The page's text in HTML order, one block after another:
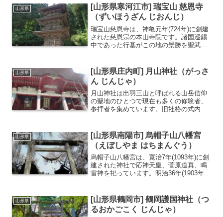
いては一切口外しない「問わず語らず」
が慣わしとされており、現...
山形県
[山形県寒河江市] 瑞宝山 慈恩寺
（ずいほうざん じおんじ）
瑞宝山慈恩寺は、神亀元年(724年)に創建
された慈恩宗の本山寺院です。諸国巡錫
中であった行基がこの地の景勝を聖武帝
家安寧」の勅願寺として栄え、江戸時代
には幕府より2,8...
山形県
[山形県庄内町] 月山神社（がっさ
ん じんじゃ）
月山神社は出羽三山と呼ばれる山岳信仰
の聖地のひとつで現在も多くの修験者、
参拝者を集めています。旧社格の式内社
す。月山神社へ行くときは本格的な登山
の装備が必須です。出羽三...
山形県
[山形県南陽市] 烏帽子山八幡宮
（えぼしやま はちまんぐう）
烏帽子山八幡宮は、寛治7年(1093年)に創
建された神社で応神天皇、菅原道真、鳴
雷神を祀っています。明治36年(1903年)
す。（高さ10.75m、幅12.7m）鳥居は...
山形県
[山形県鶴岡市] 鶴岡護国神社（つ
るおかごこく じんじゃ）